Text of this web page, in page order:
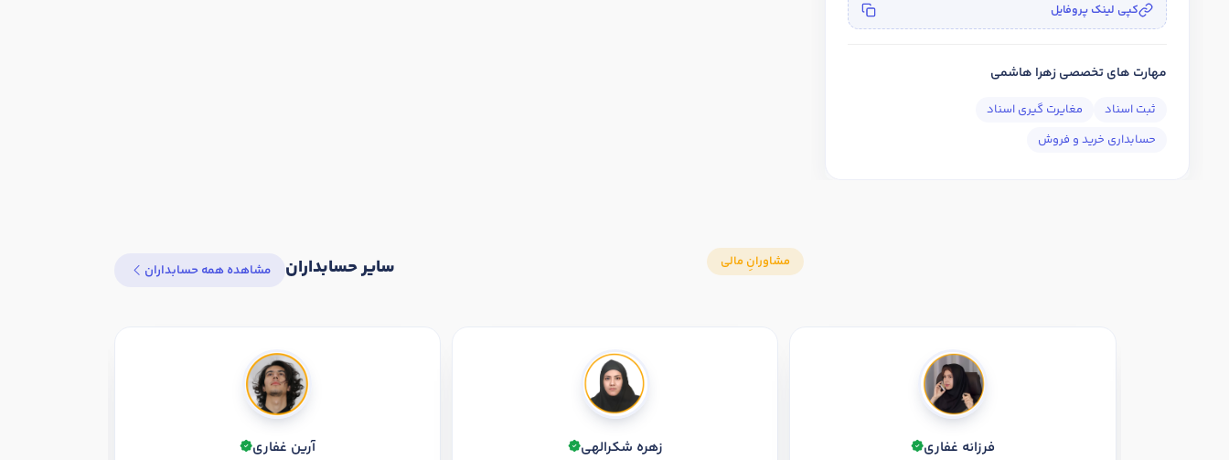
کپی لینک پروفایل
مهارت های تخصصی زهرا هاشمی
ثبت اسناد
مغایرت گیری اسناد
حسابداری خرید و فروش
سایر حسابداران مشاهده همه حسابداران
آرین غفاری زهره شکرالهی فرزانه غفاری